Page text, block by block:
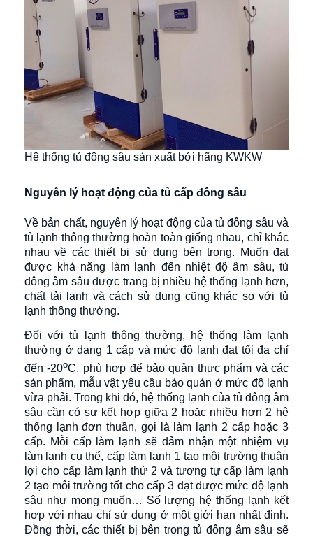
Hệ thống tủ đông sâu sản xuất bởi hãng KWKW
Nguyên lý hoạt động của tủ cấp đông sâu
Về bản chất, nguyên lý hoạt động của tủ đông sâu và
tủ lạnh thông thường hoàn toàn giống nhau, chỉ khác
nhau về các thiết bị sử dụng bên trong. Muốn đạt
được khả năng làm lạnh đến nhiệt độ âm sâu, tủ
đông âm sâu được trang bị nhiều hệ thống lạnh hơn,
chất tải lạnh và cách sử dụng cũng khác so với tủ
lạnh thông thường.
Đối với tủ lạnh thông thường, hệ thống làm lạnh
thường ở dạng 1 cấp và mức độ lạnh đạt tối đa chỉ
đến -20oC, phù hợp để bảo quản thực phẩm và các
sản phẩm, mẫu vật yêu cầu bảo quản ở mức độ lạnh
vừa phải. Trong khi đó, hệ thống lạnh của tủ đông âm
sâu cần có sự kết hợp giữa 2 hoặc nhiều hơn 2 hệ
thống lạnh đơn thuần, gọi là làm lạnh 2 cấp hoặc 3
cấp. Mỗi cấp làm lạnh sẽ đảm nhận một nhiệm vụ
làm lạnh cụ thể, cấp làm lạnh 1 tạo môi trường thuận
lợi cho cấp làm lạnh thứ 2 và tương tự cấp làm lạnh
2 tạo môi trường tốt cho cấp 3 đạt được mức độ lạnh
sâu như mong muốn… Số lượng hệ thống lạnh kết
hợp với nhau chỉ sử dụng ở một giới hạn nhất định.
Đồng thời, các thiết bị bên trong tủ đông âm sâu sẽ